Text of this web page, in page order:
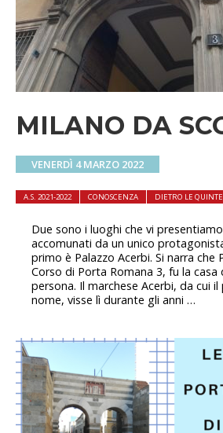
MILANO DA
VENERDÌ 4 MARZO 2022
A.S. 2021-2022 CONOSCENZA DIETRO LE QUINTE
Due sono i luoghi che vi
accomunati da un unico
primo è Palazzo Acerbi. Si narra che
Corso di Porta Romana 3, fu la casa
persona. Il marchese Acerbi, da cui
nome, visse lì durante gli anni …